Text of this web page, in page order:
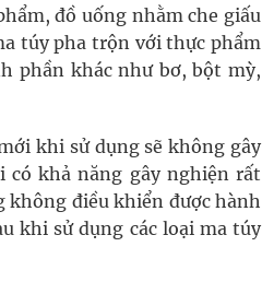
đồ uống nhằm che giấu
túy pha trộn với thực phẩm
phần khác như bơ, bột mỳ,
khi sử dụng sẽ không gây
có khả năng gây nghiện rất
điều khiển được hành
khi sử dụng các loại ma túy